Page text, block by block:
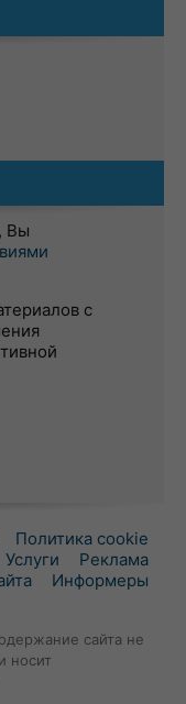
Вы
с
Политика cookie
Услуги
Реклама
Информеры
сайта не
носит